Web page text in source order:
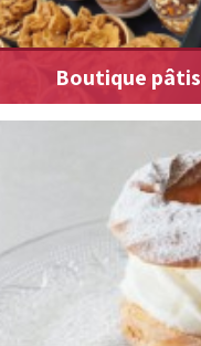
Boutique